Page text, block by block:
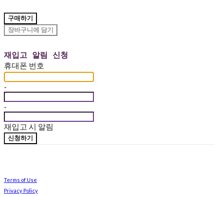
구매하기
장바구니에 담기
재입고 알림 신청
휴대폰 번호
-
-
재입고 시 알림
신청하기
Terms of Use
Privacy Policy